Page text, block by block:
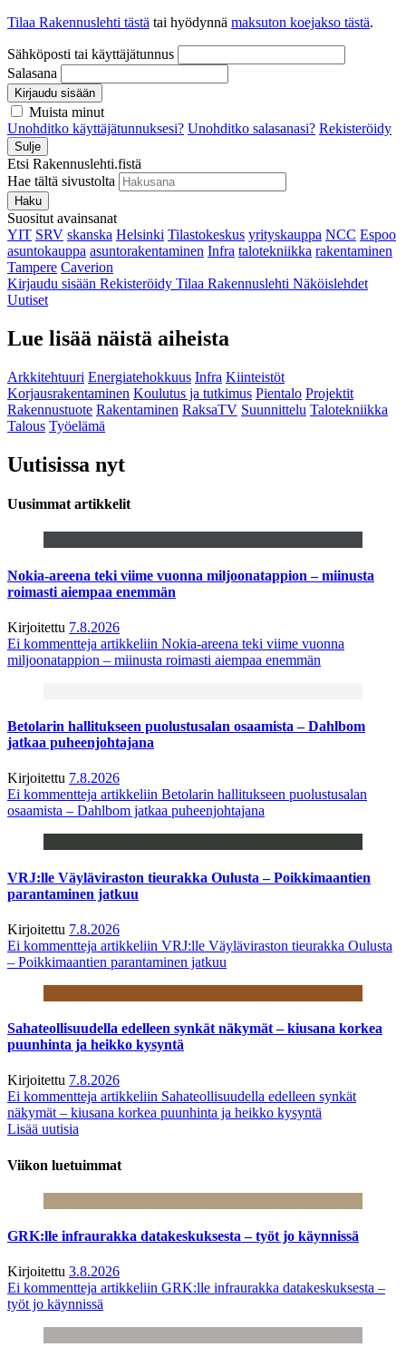
Tilaa Rakennuslehti tästä tai hyödynnä maksuton koejakso tästä.
Sähköposti tai käyttäjätunnus
Salasana
Kirjaudu sisään
Muista minut
Unohditko käyttäjätunnuksesi? Unohditko salasanasi? Rekisteröidy
Sulje
Etsi Rakennuslehti.fistä
Hae tältä sivustolta
Haku
Suositut avainsanat
YIT SRV skanska Helsinki Tilastokeskus yrityskauppa NCC Espoo
asuntokauppa asuntorakentaminen Infra talotekniikka rakentaminen
Tampere Caverion
Kirjaudu sisään Rekisteröidy Tilaa Rakennuslehti Näköislehdet
Uutiset
Lue lisää näistä aiheista
Arkkitehtuuri Energiatehokkuus Infra Kiinteistöt
Korjausrakentaminen Koulutus ja tutkimus Pientalo Projektit
Rakennustuote Rakentaminen RaksaTV Suunnittelu Talotekniikka
Talous Työelämä
Uutisissa nyt
Uusimmat artikkelit
Nokia-areena teki viime vuonna miljoonatappion – miinusta
roimasti aiempaa enemmän
Kirjoitettu 7.8.2026
Ei kommentteja artikkeliin Nokia-areena teki viime vuonna
miljoonatappion – miinusta roimasti aiempaa enemmän
Betolarin hallitukseen puolustusalan osaamista – Dahlbom
jatkaa puheenjohtajana
Kirjoitettu 7.8.2026
Ei kommentteja artikkeliin Betolarin hallitukseen puolustusalan
osaamista – Dahlbom jatkaa puheenjohtajana
VRJ:lle Väyläviraston tieurakka Oulusta – Poikkimaantien
parantaminen jatkuu
Kirjoitettu 7.8.2026
Ei kommentteja artikkeliin VRJ:lle Väyläviraston tieurakka Oulusta
– Poikkimaantien parantaminen jatkuu
Sahateollisuudella edelleen synkät näkymät – kiusana korkea
puunhinta ja heikko kysyntä
Kirjoitettu 7.8.2026
Ei kommentteja artikkeliin Sahateollisuudella edelleen synkät
näkymät – kiusana korkea puunhinta ja heikko kysyntä
Lisää uutisia
Viikon luetuimmat
GRK:lle infraurakka datakeskuksesta – työt jo käynnissä
Kirjoitettu 3.8.2026
Ei kommentteja artikkeliin GRK:lle infraurakka datakeskuksesta –
työt jo käynnissä